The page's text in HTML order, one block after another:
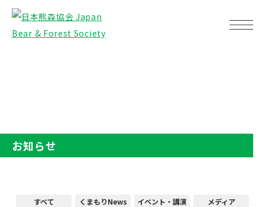
お知らせ
すべて くまもりNews イベント・講演
メディア